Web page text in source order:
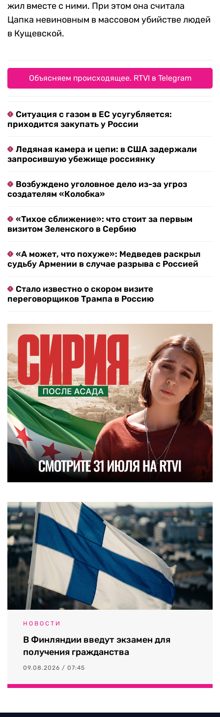
жил вместе с ними. При этом она считала
Цапка невиновным в массовом убийстве людей
в Кущевской.
Объясняем происходящее. RTVI в Telegram
Ситуация с газом в ЕС усугубляется:
приходится закупать у России
Ледяная камера и цепи: в США задержали
запросившую убежище россиянку
Возбуждено уголовное дело из-за угроз
создателям «Колобка»
«Тихое сближение»: что стоит за первым
визитом Зеленского в Сербию
«А может, что похуже»: Медведев раскрыл
судьбу Армении в случае разрыва с Россией
Стало известно о скором визите
переговорщиков Трампа в Россию
НОВОСТИ
В Финляндии введут экзамен для
получения гражданства
09.08.2026 / 07:45